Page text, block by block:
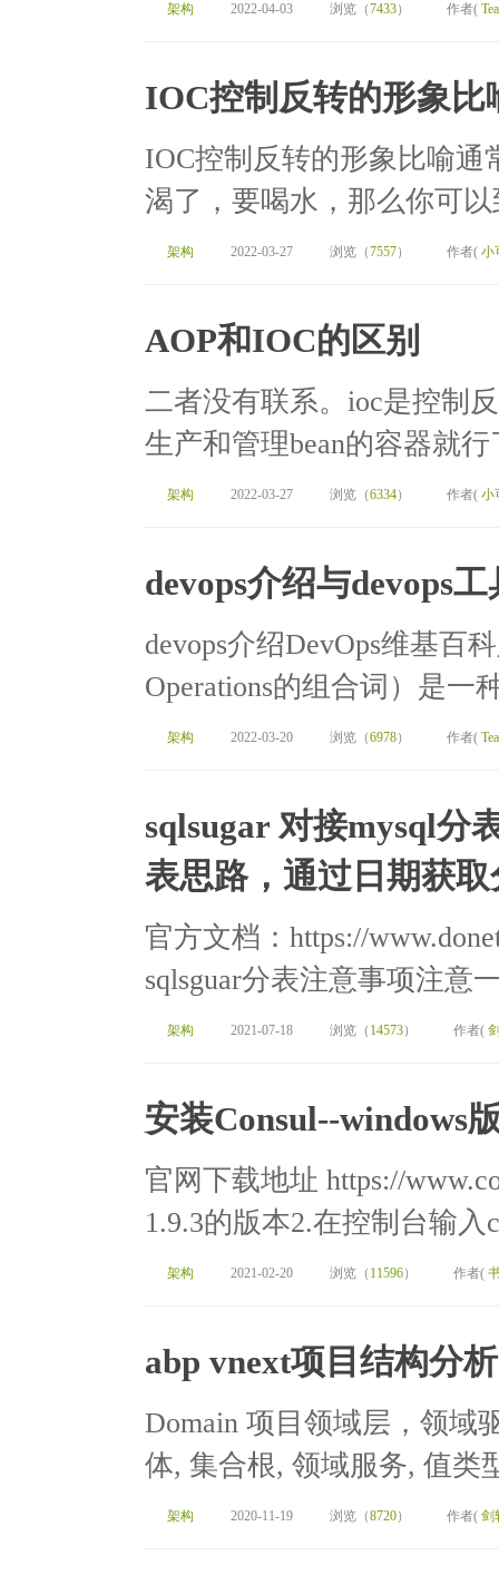
架构 2022-04-03 浏览（7433） 作者(
IOC控制反转的形象比
IOC控制反转的形象比喻
渴了，要喝水，那么你可
架构 2022-03-27 浏览（7557） 作者( 小
AOP和IOC的区别
二者没有联系。ioc是控制
生产和管理bean的容器就
架构 2022-03-27 浏览（6334） 作者( 小
devops介绍与devops工
devops介绍DevOps维基百
Operations的组合词）是一
架构 2022-03-20 浏览（6978） 作者(
sqlsugar 对接mysql分
表思路，通过日期获
官方文档：https://
sqlsguar分表注意事项注意
架构 2021-07-18 浏览（ 14573） 作者(
安装Consul--windows
官网下载地址 https://
1.9.3的版本2.在控制台输入
架构 2021-02-20 浏览（ 11596） 作者(
abp vnext项目结构分析
Domain 项目领域层，领域
体, 集合根, 领域服务, 值类
架构 2020-11-19 浏览（8720） 作者( 剑